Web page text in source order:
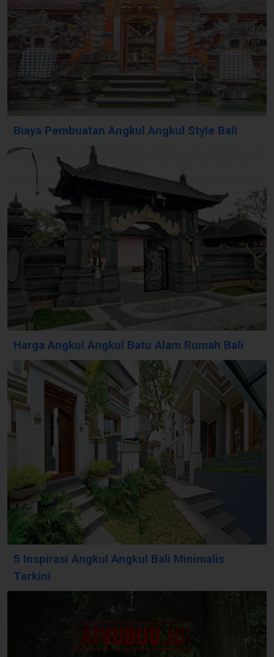
Biaya Pembuatan Angkul Angkul Style Bali
Harga Angkul Angkul Batu Alam Rumah Bali
5 Inspirasi Angkul Angkul Bali Minimalis
Terkini